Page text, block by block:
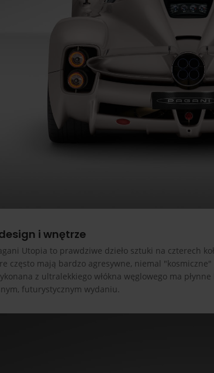
i wnętrze
Utopia to prawdziwe dzieło sztuki na czterech
często mają bardzo agresywne, niemal
z ultralekkiego włókna węglowego ma
futurystycznym wydaniu.